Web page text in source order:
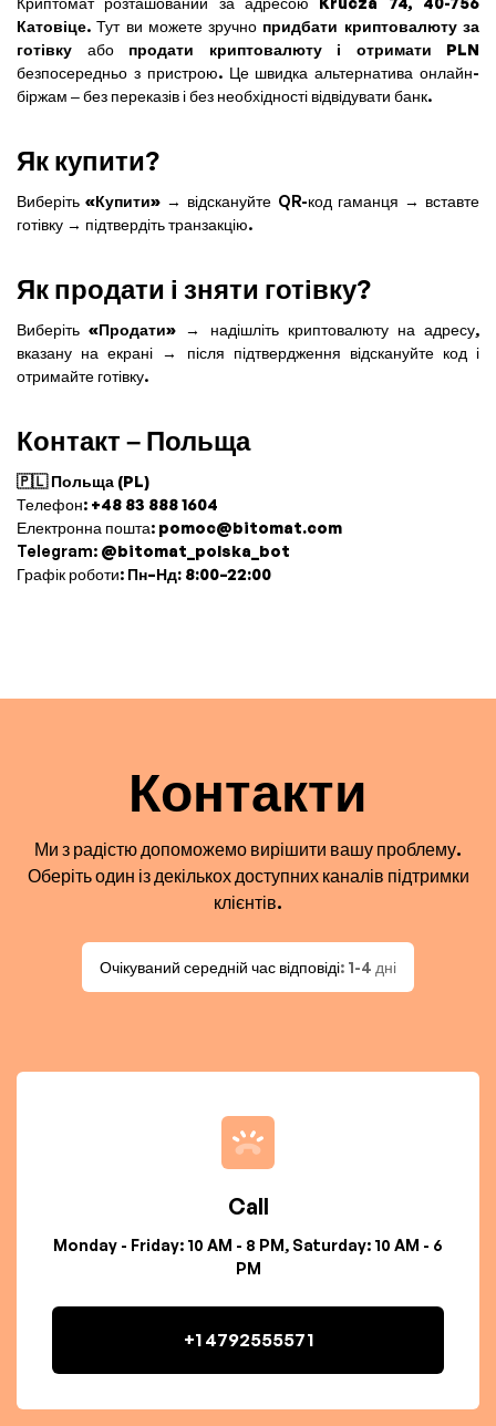
Катовіце. Тут ви можете зручно придбати криптовалюту за
готівку або продати криптовалюту і отримати PLN
безпосередньо з пристрою. Це швидка альтернатива онлайн-
біржам – без переказів і без необхідності відвідувати банк.
Як купити?
Виберіть«Купити» → відскануйте QR-код гаманця → вставте
готівку → підтвердіть транзакцію.
Як продати і зняти готівку?
Виберіть«Продати» → надішліть криптовалюту на адресу,
вказану на екрані → після підтвердження відскануйте код і
отримайте готівку.
Контакт – Польща
🇵🇱 Польща (PL)
Телефон: +48 83 888 1604
Електронна пошта: pomoc@bitomat.com
Telegram: @bitomat_polska_bot
Графік роботи: Пн–Нд: 8:00–22:00
Контакти
Ми з радістю допоможемо вирішити вашу проблему.
Оберіть один із декількох доступних каналів підтримки
клієнтів.
Очікуваний середній час відповіді: 1-4 дні
Call
Monday - Friday: 10 AM - 8 PM, Saturday: 10 AM - 6
PM
+1 4792555571